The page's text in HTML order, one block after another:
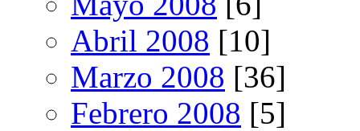
Abril 2008 [10]
Marzo 2008 [36]
Febrero 2008 [5]